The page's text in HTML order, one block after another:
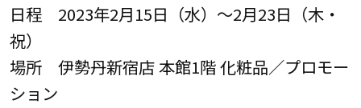
日程 2023年2月15日（水）～2月23日（木・
祝）
場所 伊勢丹新宿店 本館1階 化粧品／プロモー
ション